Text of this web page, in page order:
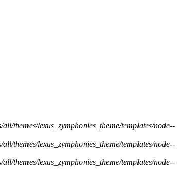
themes/lexus_zymphonies_theme/templates/node--
themes/lexus_zymphonies_theme/templates/node--
themes/lexus_zymphonies_theme/templates/node--